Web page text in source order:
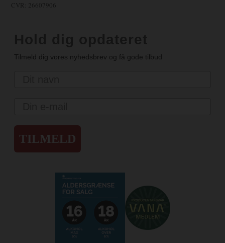
CVR: 26607906
Tilmeld dig vores nyhedsbrev og få gode tilbud
TILMELD